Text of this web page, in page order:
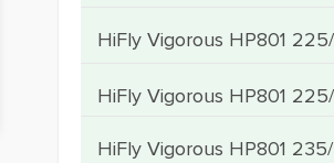
HiFly Vigorous HP801
HiFly Vigorous HP801
HiFly Vigorous HP801